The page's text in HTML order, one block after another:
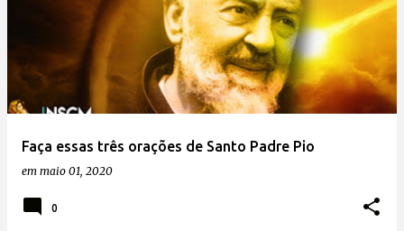
Faça essas três orações de Santo Padre Pio
em maio 01, 2020
0